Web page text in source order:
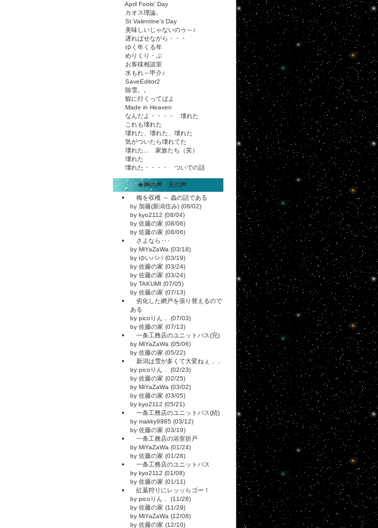
April Fools' Day
カオス理論。
St Valentine's Day
美味しいじゃないのゥ～♪
遅ればせながら・・・
ゆく年くる年
めりくり・ぶ
お客様相談室
水もれ～甲介♪
SaveEditor2
除雪。。
観に行くってばよ
Made in Heaven
なんだよ・・・・ 壊れた
これも壊れた
壊れた、壊れた、壊れた
気がついたら壊れてた
壊れた... 家族たち（笑）
壊れた
壊れた・・・・ ついでの話
★神の声 天の声
梅を収穫 ～ 蟲の話である
by 加藤(新潟住み) (08/02)
by kyo2112 (08/04)
by 佐藤の家 (08/06)
by 佐藤の家 (08/06)
さよなら･･･
by MiYaZaWa (03/18)
by ゆいパパ (03/19)
by 佐藤の家 (03/24)
by 佐藤の家 (03/24)
by TAKUMI (07/05)
by 佐藤の家 (07/13)
劣化した網戸を張り替えるので
ある
by picoりん． (07/03)
by 佐藤の家 (07/13)
一条工務店のユニットバス(完)
by MiYaZaWa (05/06)
by 佐藤の家 (05/22)
新潟は雪が多くて大変ねぇ．．
by picoりん． (02/23)
by 佐藤の家 (02/25)
by MiYaZaWa (03/02)
by 佐藤の家 (03/05)
by kyo2112 (05/21)
一条工務店のユニットバス(続)
by makky9985 (03/12)
by 佐藤の家 (03/19)
一条工務店の浴室折戸
by MiYaZaWa (01/24)
by 佐藤の家 (01/28)
一条工務店のユニットバス
by kyo2112 (01/08)
by 佐藤の家 (01/11)
紅葉狩りにレッッらゴー！
by picoりん． (11/28)
by 佐藤の家 (11/29)
by MiYaZaWa (12/08)
by 佐藤の家 (12/10)